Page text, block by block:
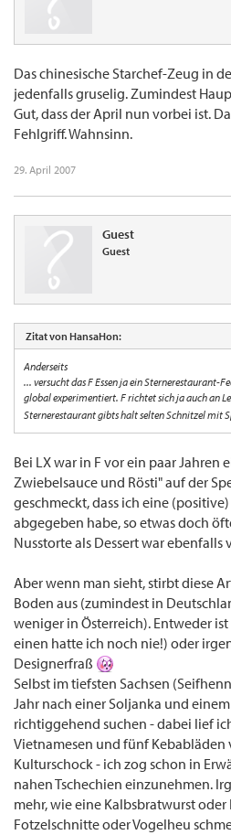
Das chinesische Starchef-Zeug in
jedenfalls gruselig. Zumindest
Gut, dass der April nun vorbei ist.
Fehlgriff. Wahnsinn.
29. April 2007
Guest
Guest
Zitat von HansaHon:
Anderseits
... versucht das F Essen ja ein Sternerestaurant-
global experimentiert. F richtet sich ja auch an
Sternerestaurant gibts halt selten Schnitzel mit
Bei LX war in F vor ein paar Jahren
Zwiebelsauce und Rösti" auf der
geschmeckt, dass ich eine
abgegeben habe, so etwas doch
Nusstorte als Dessert war ebenfalls
Aber wenn man sieht, stirbt diese
Boden aus (zumindest in
weniger in Österreich). Entweder
einen hatte ich noch nie!) oder
Designerfraß
Selbst im tiefsten Sachsen
Jahr nach einer Soljanka und
richtiggehend suchen - dabei lief
Vietnamesen und fünf Kebabläden
Kulturschock - ich zog schon in
nahen Tschechien einzunehmen.
mehr, wie eine Kalbsbratwurst
Fotzelschnitte oder Vogelheu